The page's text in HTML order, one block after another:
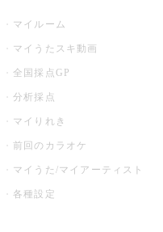
マイルーム
マイうたスキ動画
全国採点GP
分析採点
マイりれき
前回のカラオケ
マイうた/マイアーティスト
各種設定